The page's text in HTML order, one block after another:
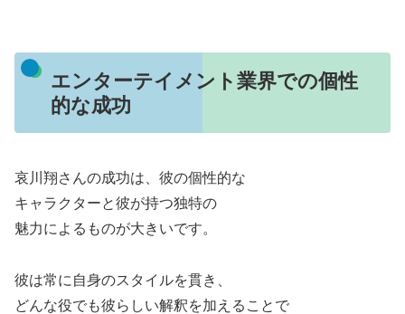
エンターテイメント業界での個性
的な成功
哀川翔さんの成功は、彼の個性的な
キャラクターと彼が持つ独特の
魅力によるものが大きいです。
彼は常に自身のスタイルを貫き、
どんな役でも彼らしい解釈を加えることで